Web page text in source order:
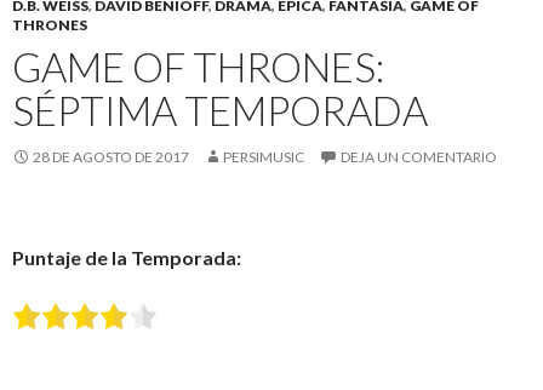
D.B. WEISS, DAVID BENIOFF, DRAMA, ÉPICA, FANTASIA, GAME OF
THRONES
GAME OF THRONES:
SÉPTIMA TEMPORADA
28 DE AGOSTO DE 2017 PERSIMUSIC DEJA UN COMENTARIO
Puntaje de la Temporada: